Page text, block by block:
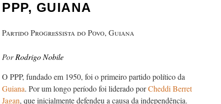
PPP, GUIANA
Partido Progressista do Povo, Guiana
Rodrigo Nobile
O PPP, fundado em 1950, foi o primeiro partido político da
Guiana. Por um longo período foi liderado porCheddi Berret
Jagan, que inicialmente defendeu a causa da independência.